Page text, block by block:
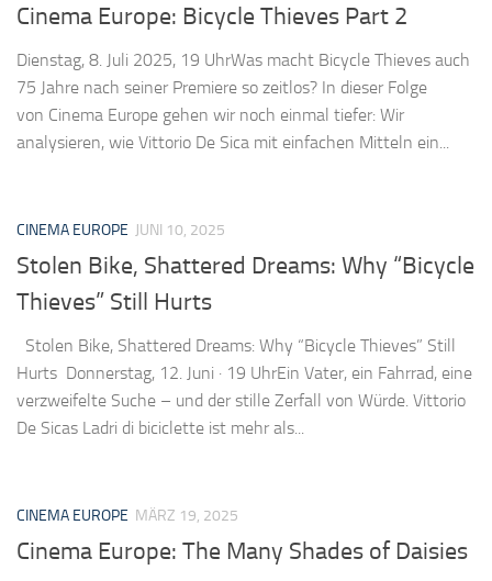
Cinema Europe: Bicycle Thieves Part 2
Dienstag, 8. Juli 2025, 19 UhrWas macht Bicycle Thieves auch
75 Jahre nach seiner Premiere so zeitlos? In dieser Folge
von Cinema Europe gehen wir noch einmal tiefer: Wir
analysieren, wie Vittorio De Sica mit einfachen Mitteln ein...
CINEMA EUROPE JUNI 10, 2025
Stolen Bike, Shattered Dreams: Why “Bicycle
Thieves” Still Hurts
Stolen Bike, Shattered Dreams: Why “Bicycle Thieves” Still
Hurts Donnerstag, 12. Juni · 19 UhrEin Vater, ein Fahrrad, eine
verzweifelte Suche – und der stille Zerfall von Würde. Vittorio
De Sicas Ladri di biciclette ist mehr als...
CINEMA EUROPE MÄRZ 19, 2025
Cinema Europe: The Many Shades of Daisies